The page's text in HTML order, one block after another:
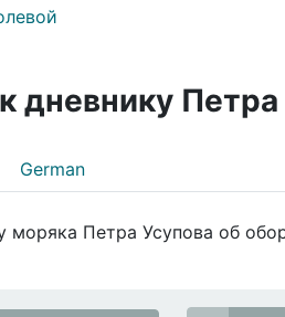
дневнику Петра
German
моряка Петра Усупова об